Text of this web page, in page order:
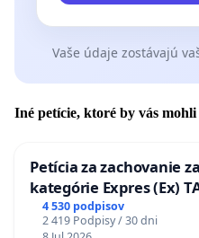
Vaše údaje zostávajú
Iné petície, ktoré by vás
Petícia za zachovanie
kategórie Expres (Ex)
stanici Púchov
4 530 podpisov
2 419 Podpisy / 30 dni